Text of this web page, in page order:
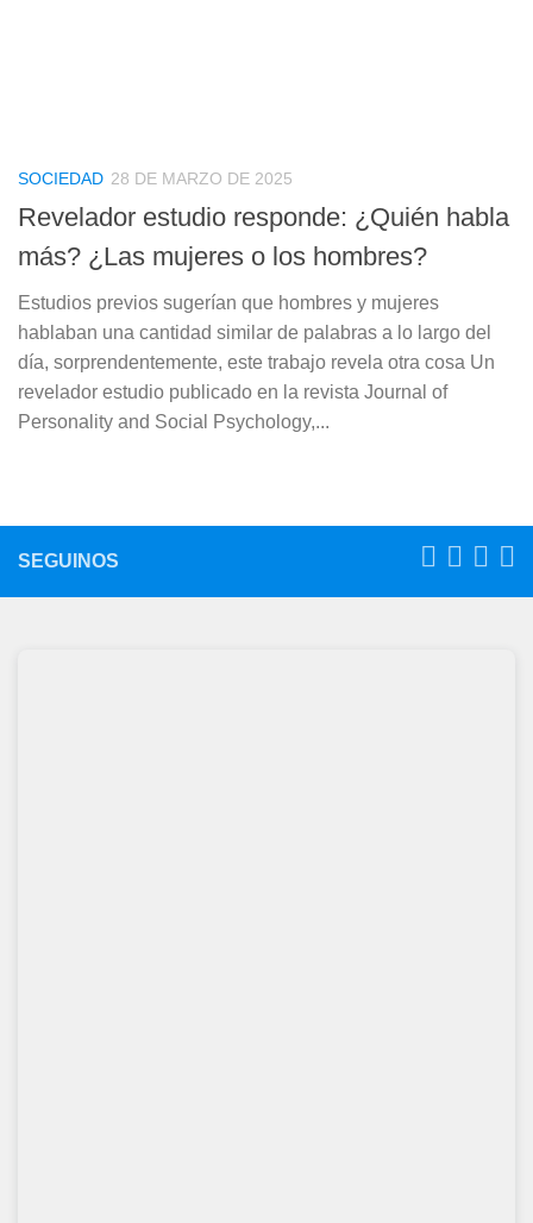
SOCIEDAD 28 DE MARZO DE 2025
Revelador estudio responde: ¿Quién habla
más? ¿Las mujeres o los hombres?
Estudios previos sugerían que hombres y mujeres
hablaban una cantidad similar de palabras a lo largo del
día, sorprendentemente, este trabajo revela otra cosa Un
revelador estudio publicado en la revista Journal of
Personality and Social Psychology,...
SEGUINOS